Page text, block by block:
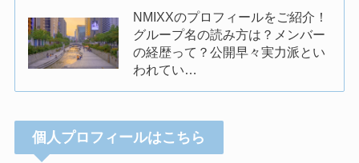
NMIXXのプロフィールをご紹介！
グループ名の読み方は？メンバー
の経歴って？公開早々実力派とい
われてい…
個人プロフィールはこちら